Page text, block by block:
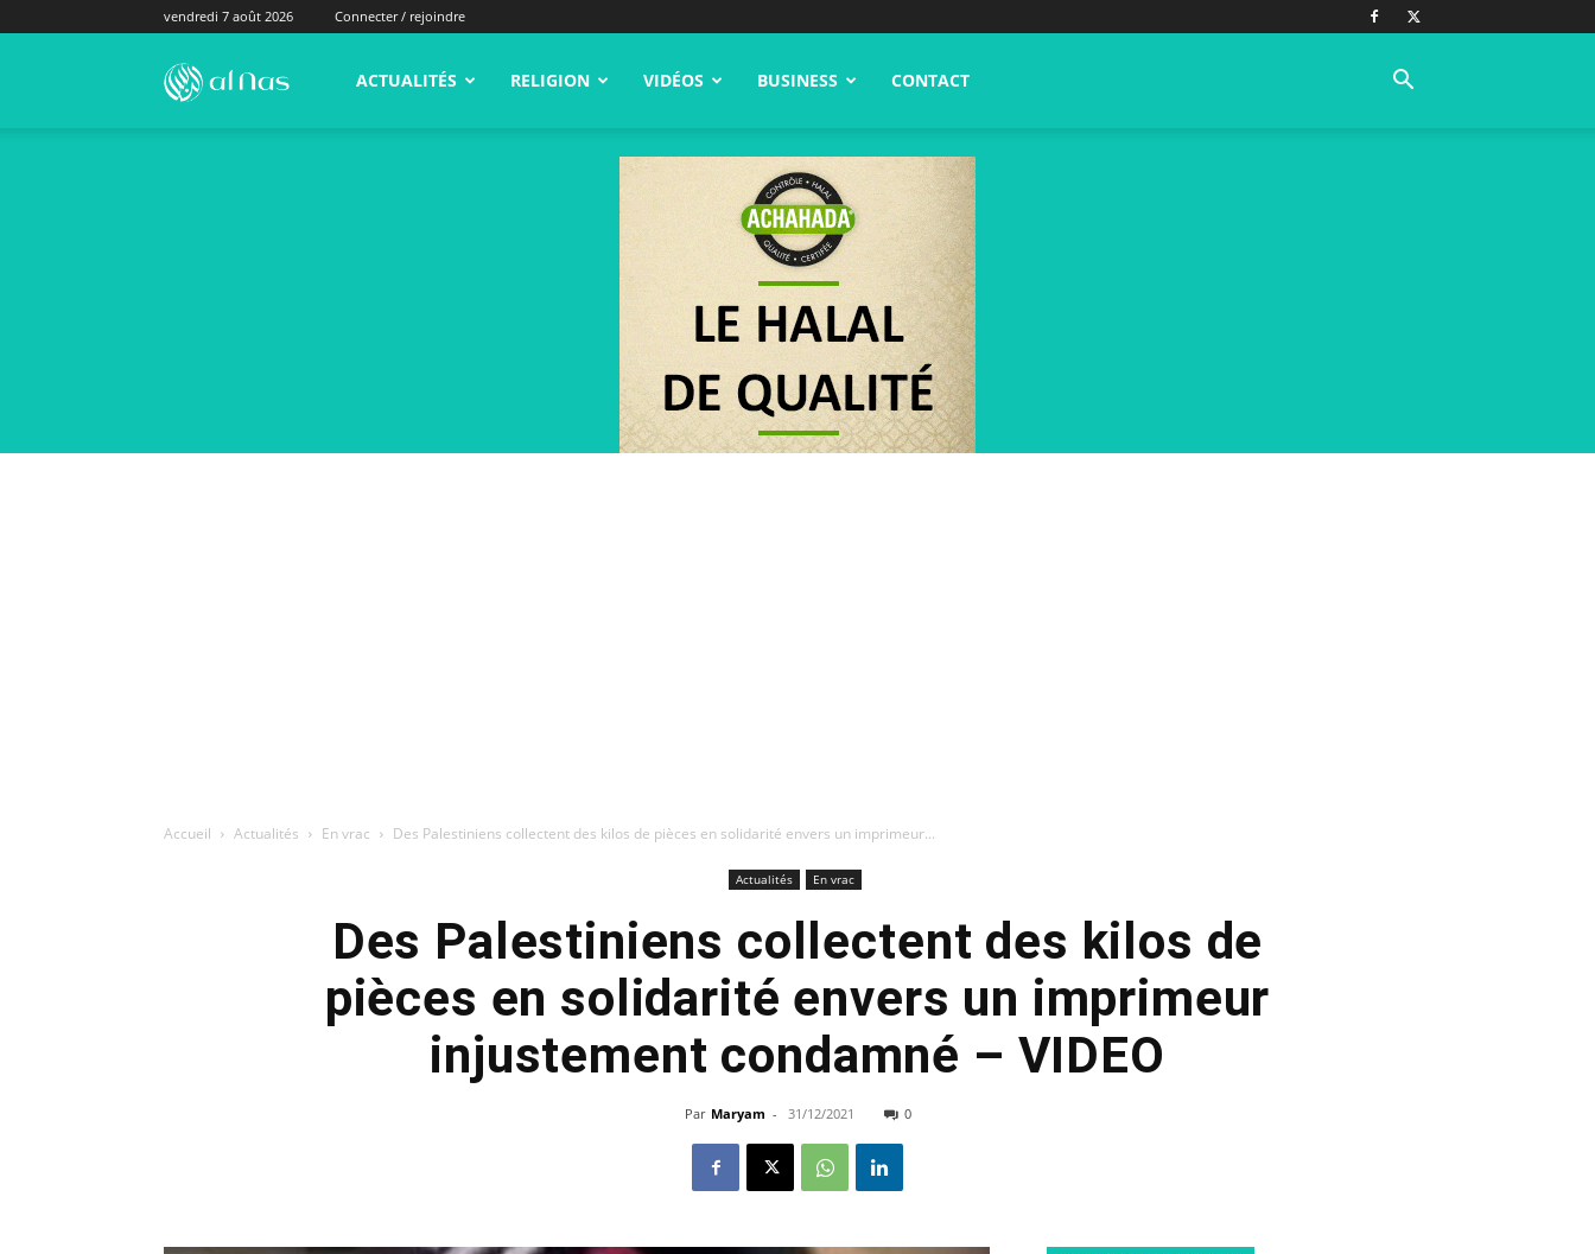
vendredi 7 août 2026 Connecter / rejoindre
alNas.fr ACTUALITÉS RELIGION VIDÉOS BUSINESS CONTACT
Accueil Actualités En vrac Des Palestiniens collectent des kilos de pièces en solidarité envers un imprimeur...
Actualités En vrac
Des Palestiniens collectent des kilos de
pièces en solidarité envers un imprimeur
injustement condamné – VIDEO
Par Maryam - 31/12/2021 0